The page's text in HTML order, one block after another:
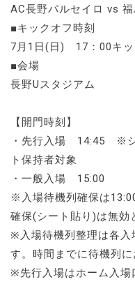
AC長野パルセイロ vs
■キックオフ時刻
7月1日(日) 17：00キッ
■会場
長野Uスタジアム
【開門時刻】
・先行入場 14:45 ※シ
ト保持者対象
・一般入場 15:00
※入場待機列確保は
確保(シート貼り)は無効
※入場待機列整理は各入
す。時間までに待機列に
※先行入場はホーム入場